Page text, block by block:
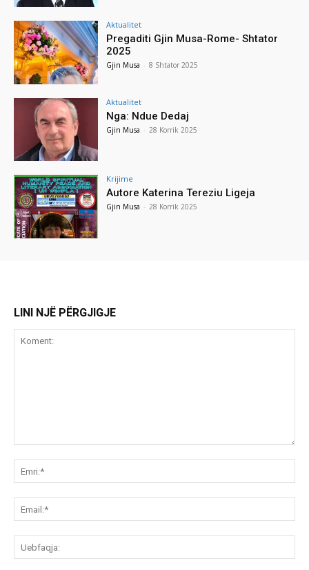
Aktualitet
Pregaditi Gjin Musa-Rome- Shtator
2025
Gjin Musa - 8 Shtator 2025
Aktualitet
Nga: Ndue Dedaj
Gjin Musa - 28 Korrik 2025
Krijime
Autore Katerina Tereziu Ligeja
Gjin Musa - 28 Korrik 2025
LINI NJË PËRGJIGJE